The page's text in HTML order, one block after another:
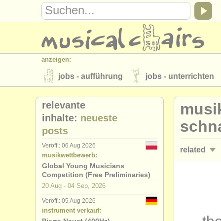
anzeigen:
jobs - aufführung jobs - unterrichten
instrumentenverkauf gestohlene
verzeichnisse:
orchester musikhochschulen
musicalchairs:
über musicalchairs
verlage:
anzeige veröffentlichen
related
relevante
inhalte: neueste
posts
Veröff.: 06 Aug 2026
musikwettbewerb:
Global Young Musicians
Competition (Free Preliminaries)
20 Aug - 04 Sep, 2026
Veröff.: 05 Aug 2026
instrument verkauf: